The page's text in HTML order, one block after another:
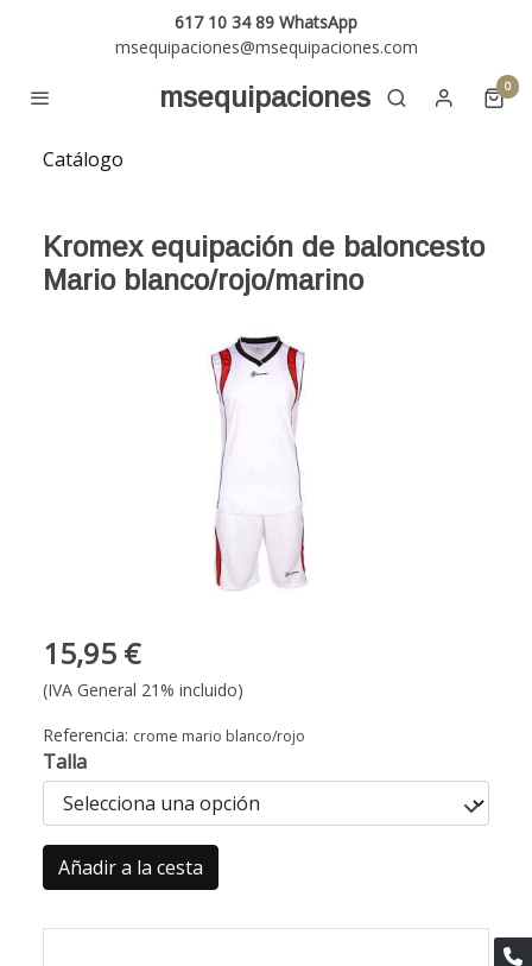
617 10 34 89 WhatsApp
msequipaciones@msequipaciones.com
msequipaciones 0
Catálogo
Kromex equipación de baloncesto
Mario blanco/rojo/marino
15,95 €
(IVA General 21% incluido)
Referencia: crome mario blanco/rojo
Talla
Añadir a la cesta